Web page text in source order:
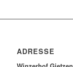
ADRESSE